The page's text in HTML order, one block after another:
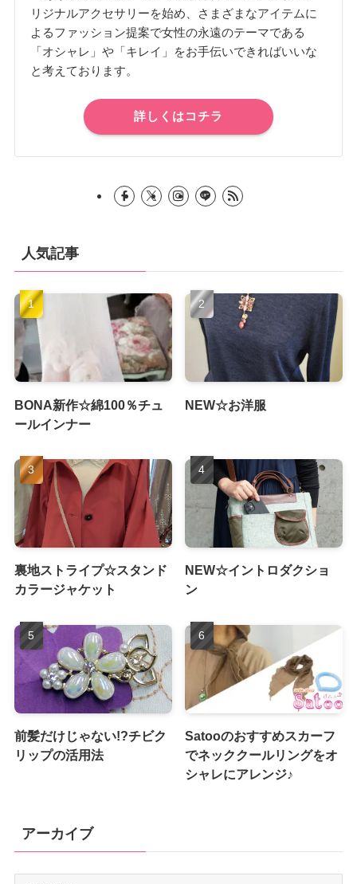
リジナルアクセサリーを始め、さまざまなアイテムに
よるファッション提案で女性の永遠のテーマである
「オシャレ」や「キレイ」をお手伝いできればいいな
と考えております。
詳しくはコチラ
人気記事
BONA新作☆綿100％チュ
ールインナー
NEW☆お洋服
裏地ストライプ☆スタンド
カラージャケット
NEW☆イントロダクショ
ン
前髪だけじゃない!?チビク
リップの活用法
Satooのおすすめスカーフ
でネッククールリングをオ
シャレにアレンジ♪
アーカイブ